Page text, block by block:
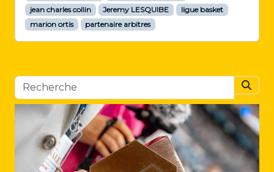
jean charles collin
Jeremy LESQUIBE
ligue basket
marion ortis
partenaire arbitres